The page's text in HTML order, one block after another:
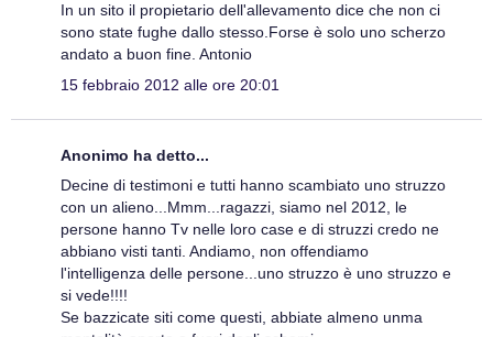
In un sito il propietario dell'allevamento dice che non ci
sono state fughe dallo stesso.Forse è solo uno scherzo
andato a buon fine. Antonio
15 febbraio 2012 alle ore 20:01
Anonimo ha detto...
Decine di testimoni e tutti hanno scambiato uno struzzo
con un alieno...Mmm...ragazzi, siamo nel 2012, le
persone hanno Tv nelle loro case e di struzzi credo ne
abbiano visti tanti. Andiamo, non offendiamo
l'intelligenza delle persone...uno struzzo è uno struzzo e
si vede!!!!
Se bazzicate siti come questi, abbiate almeno unma